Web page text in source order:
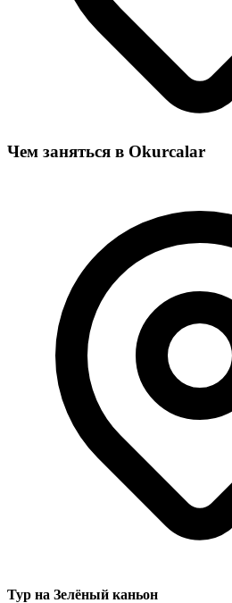
Чем заняться в Okurcalar
Тур на Зелёный каньон